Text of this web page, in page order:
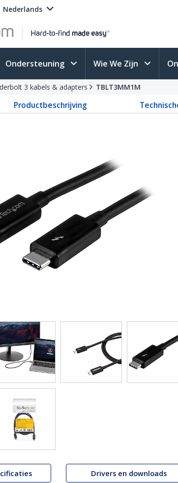
Nederlands
Ondersteuning Wie We Zijn
3 kabels & adapters TBLT3MM1M
Productbeschrijving
Drivers en downloads